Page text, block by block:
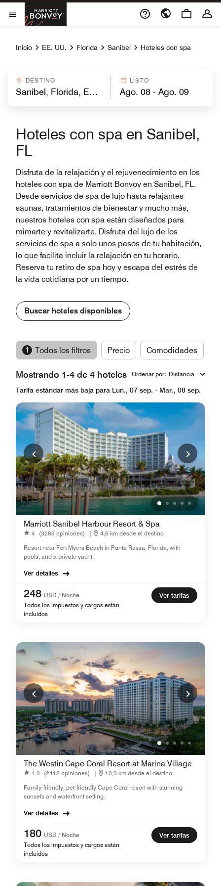
Skip to Content
Abrir el menú
Marriott Bonvoy
Inicio EE. UU. Florida Sanibel Hoteles con spa
DESTINO LISTO
Hoteles con spa en Sanibel,
FL
Disfruta de la relajación y el rejuvenecimiento en los
hoteles con spa de Marriott Bonvoy en Sanibel, FL.
Desde servicios de spa de lujo hasta relajantes
saunas, tratamientos de bienestar y mucho más,
nuestros hoteles con spa están diseñados para
mimarte y revitalizarte. Disfruta del lujo de los
servicios de spa a solo unos pasos de tu habitación,
lo que facilita incluir la relajación en tu horario.
Reserva tu retiro de spa hoy y escapa del estrés de
la vida cotidiana por un tiempo.
Buscar hoteles disponibles
1 Todos los filtros Precio Comodidades
Mostrando 1-4 de 4 hoteles Ordenar por: Distancia
Tarifa estándar más baja para Lun., 07 sep. - Mar., 08 sep.
Marriott Sanibel Harbour Resort & Spa
4 (3288 opiniones) |
4,6 km desde el destino
Resort near Fort Myers Beach in Punta Rassa, Florida, with
pools, and a private yacht
Ver detalles
248 USD / Noche
Todos los impuestos y cargos están
incluidos
Ver tarifas
The Westin Cape Coral Resort at Marina Village
4.3 (2412 opiniones) |
10,3 km desde el destino
Family-friendly, pet-friendly Cape Coral resort with stunning
sunsets and waterfront setting.
Ver detalles
180 USD / Noche
Todos los impuestos y cargos están
incluidos
Ver tarifas